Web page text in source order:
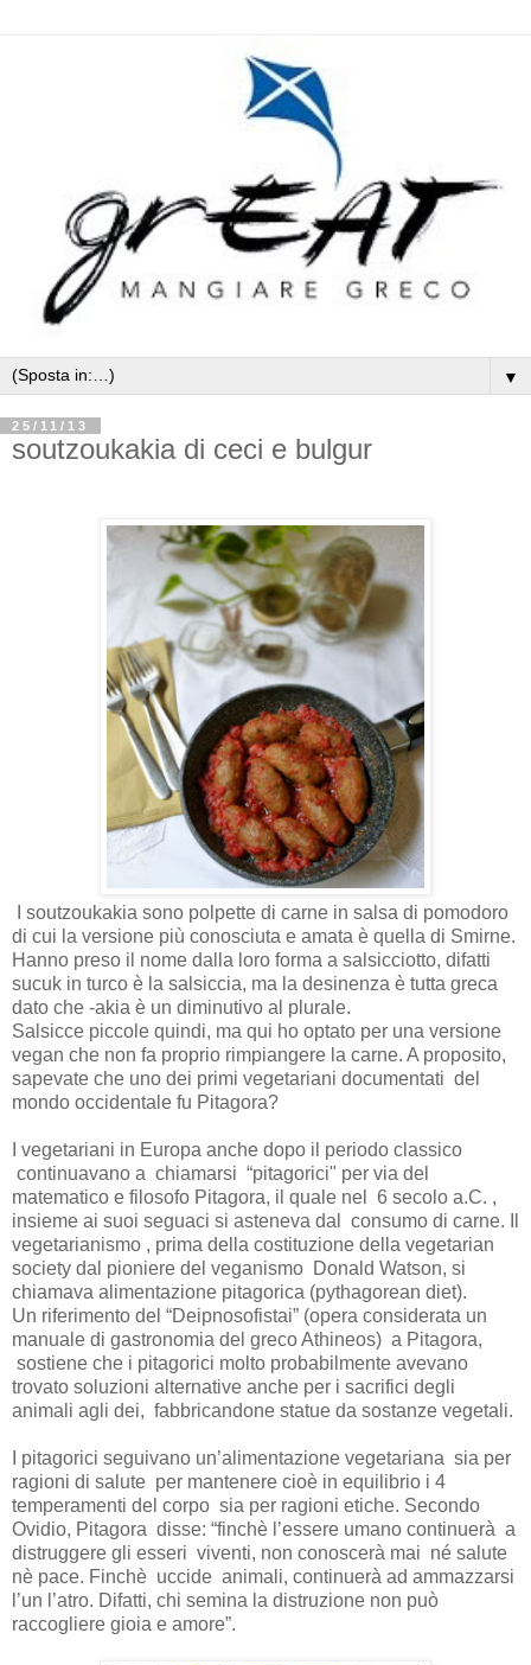
▼
25/11/13
soutzoukakia di ceci e bulgur
I soutzoukakia sono polpette di carne in salsa di pomodoro
di cui la versione più conosciuta e amata è quella di Smirne.
Hanno preso il nome dalla loro forma a salsicciotto, difatti
sucuk in turco è la salsiccia, ma la desinenza è tutta greca
dato che -akia è un diminutivo al plurale.
Salsicce piccole quindi, ma qui ho optato per una versione
vegan che non fa proprio rimpiangere la carne. A proposito,
sapevate che uno dei primi vegetariani documentati del
mondo occidentale fu Pitagora?
I vegetariani in Europa anche dopo il periodo classico
continuavano a chiamarsi “pitagorici" per via del
matematico e filosofo Pitagora, il quale nel 6 secolo a.C. ,
insieme ai suoi seguaci si asteneva dal consumo di carne. Il
vegetarianismo , prima della costituzione della vegetarian
society dal pioniere del veganismo Donald Watson, si
chiamava alimentazione pitagorica (pythagorean diet).
Un riferimento del “Deipnosofistai” (opera considerata un
manuale di gastronomia del greco Athineos) a Pitagora,
sostiene che i pitagorici molto probabilmente avevano
trovato soluzioni alternative anche per i sacrifici degli
animali agli dei, fabbricandone statue da sostanze vegetali.
I pitagorici seguivano un’alimentazione vegetariana sia per
ragioni di salute per mantenere cioè in equilibrio i 4
temperamenti del corpo sia per ragioni etiche. Secondo
Ovidio, Pitagora disse: “finchè l’essere umano continuerà a
distruggere gli esseri viventi, non conoscerà mai né salute
nè pace. Finchè uccide animali, continuerà ad ammazzarsi
l’un l’atro. Difatti, chi semina la distruzione non può
raccogliere gioia e amore”.